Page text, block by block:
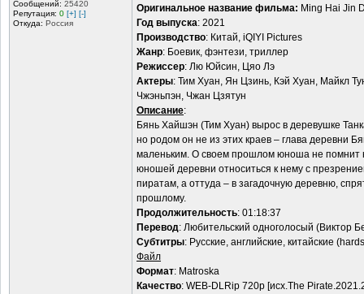
Сообщений: 25420
Репутация: 0 [+] [-]
Откуда: Россия
Оригинальное название фильма: Ming Hai Jin
Год выпуска: 2021
Производство: Китай, iQIYI Pictures
Жанр: Боевик, фэнтези, триллер
Режиссер: Лю Юйсин, Цяо Лэ
Актеры: Тим Хуан, Ян Цзинь, Кэй Хуан, Майкл
Чжэньпэн, Чжан Цзятун
Описание:
Бянь Хайшэн (Тим Хуан) вырос в деревушке
но родом он не из этих краев – глава деревни
маленьким. О своем прошлом юноша не помнит
юношей деревни относиться к нему с
пиратам, а оттуда – в загадочную деревню,
прошлому.
Продолжительность: 01:18:37
Перевод: Любительский одноголосый (Виктор
Субтитры: Русские, английские, китайские
Файл
Формат: Matroska
Качество: WEB-DLRip 720p [исх.The